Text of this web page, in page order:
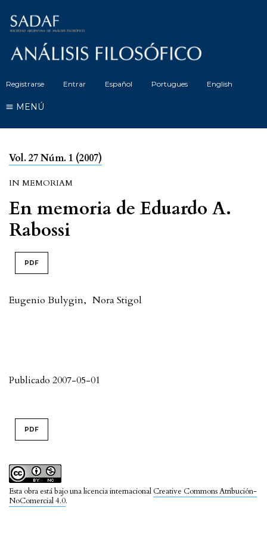
Registrarse Entrar Español Portugues English
MENÚ
Vol. 27 Núm. 1 (2007)
IN MEMORIAM
En memoria de Eduardo A.
Rabossi
PDF
Eugenio Bulygin, Nora Stigol
Publicado 2007-05-01
Esta obra está bajo una licencia internacional Creative Commons Atribución-
NoComercial 4.0.
PDF